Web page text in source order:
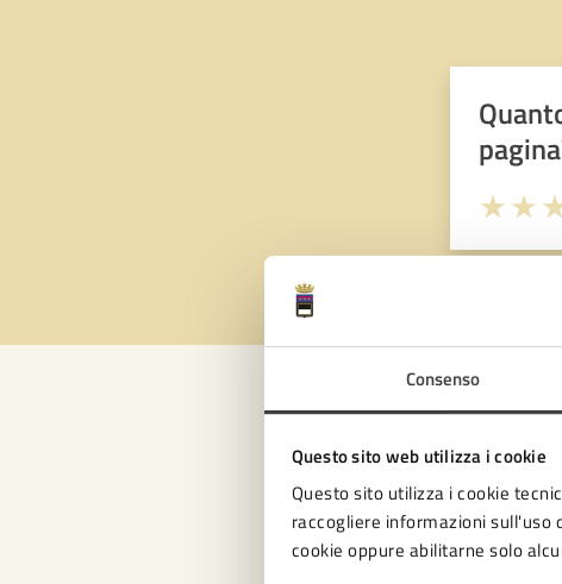
Consenso
Questo sito web utilizza i cookie
Questo sito utilizza i cookie
raccogliere informazioni sull'uso
cookie oppure abilitarne solo